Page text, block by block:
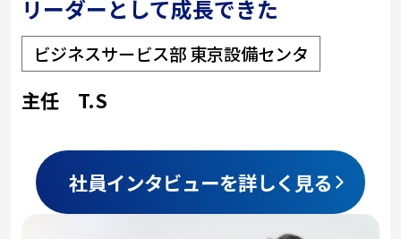
リーダーとして成長できた
ビジネスサービス部 東京設備センタ
主任 T.S
社員インタビューを詳しく見る